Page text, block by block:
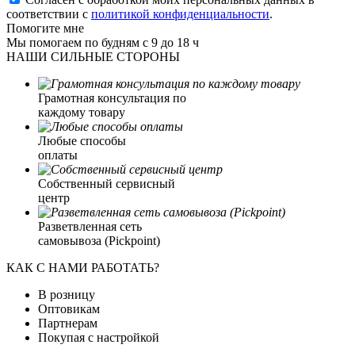
соответствии с политикой конфиденциальности.
Помогите мне
Мы помогаем по будням с 9 до 18 ч
НАШИ СИЛЬНЫЕ СТОРОНЫ
Грамотная консультация по
каждому товару
Любые способы
оплаты
Собственный сервисный
центр
Разветвленная сеть
самовывоза (Pickpoint)
КАК С НАМИ РАБОТАТЬ?
В розницу
Оптовикам
Партнерам
Покупая с настройкой